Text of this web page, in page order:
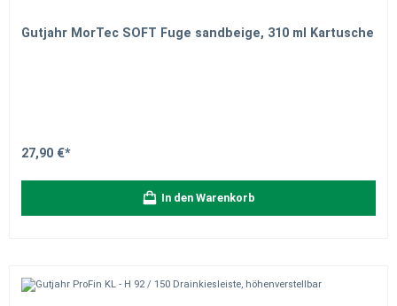
Gutjahr MorTec SOFT Fuge sandbeige, 310 ml Kartusche
27,90 €*
In den Warenkorb